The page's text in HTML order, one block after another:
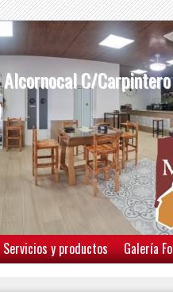
C/
Servicios y productos Galería